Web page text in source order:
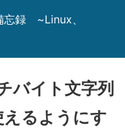
忘録 ~Linux、
バイト文字列
るようにす